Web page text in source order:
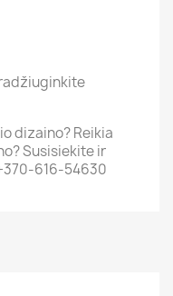
dizaino? Reikia
Susisiekite ir
616-54630